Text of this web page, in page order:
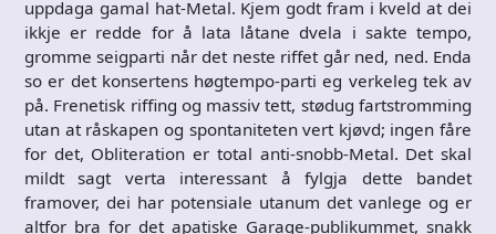
uppdaga gamal hat-Metal. Kjem godt fram i kveld at dei
ikkje er redde for å lata låtane dvela i sakte tempo,
gromme seigparti når det neste riffet går ned, ned. Enda
so er det konsertens høgtempo-parti eg verkeleg tek av
på. Frenetisk riffing og massiv tett, stødug fartstromming
utan at råskapen og spontaniteten vert kjøvd; ingen fåre
for det, Obliteration er total anti-snobb-Metal. Det skal
mildt sagt verta interessant å fylgja dette bandet
framover, dei har potensiale utanum det vanlege og er
altfor bra for det apatiske Garage-publikummet, snakk